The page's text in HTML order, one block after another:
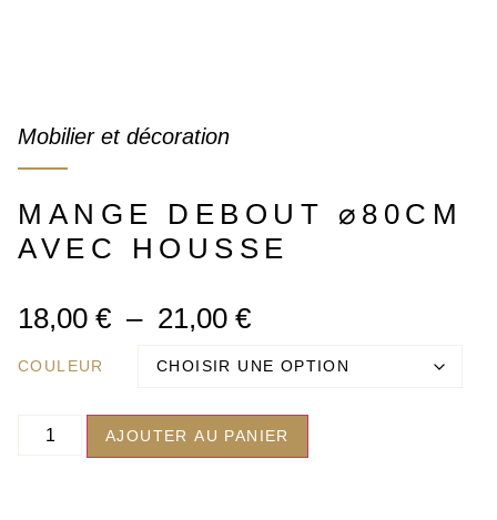
Mobilier et décoration
MANGE DEBOUT ⌀80CM
AVEC HOUSSE
18,00 € – 21,00 €
COULEUR
AJOUTER AU PANIER